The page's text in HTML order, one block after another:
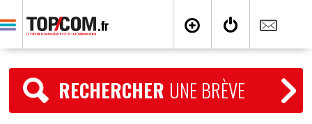
RECHERCHER UNE BRÈVE